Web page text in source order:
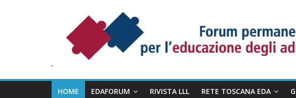
Permanente
l’Educazione
degli
HOME EDAFORUM RIVISTA LLL RETE TOSCANA EDA